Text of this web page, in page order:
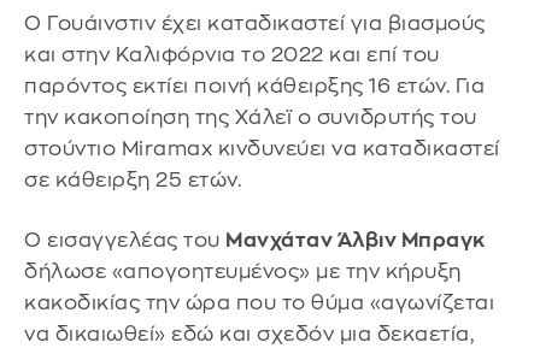
Ο Γουάινστιν έχει καταδικαστεί για βιασμούς
και στην Καλιφόρνια το 2022 και επί του
παρόντος εκτίει ποινή κάθειρξης 16 ετών. Για
την κακοποίηση της Χάλεϊ ο συνιδρυτής του
στούντιο Miramax κινδυνεύει να καταδικαστεί
σε κάθειρξη 25 ετών.
Ο εισαγγελέας του Μανχάταν Άλβιν Μπραγκ
δήλωσε «απογοητευμένος» με την κήρυξη
κακοδικίας την ώρα που το θύμα «αγωνίζεται
να δικαιωθεί» εδώ και σχεδόν μια δεκαετία,